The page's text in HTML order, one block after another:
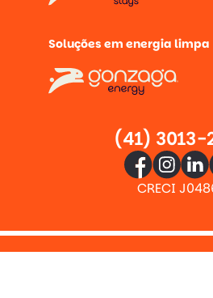
Soluções em energia limpa
(41) 3013-
CRECI